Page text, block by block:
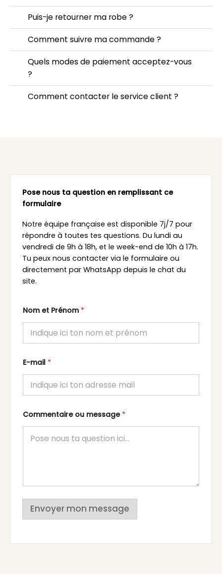
Puis-je retourner ma robe ?
Comment suivre ma commande ?
Quels modes de paiement acceptez-vous
?
Comment contacter le service client ?
Pose nous ta question en remplissant ce
formulaire
Notre équipe française est disponible 7j/7 pour
répondre à toutes tes questions. Du lundi au
vendredi de 9h à 18h, et le week-end de 10h à 17h.
Tu peux nous contacter via le formulaire ou
directement par WhatsApp depuis le chat du
site.
Nom et Prénom *
E-mail *
Commentaire ou message *
Envoyer mon message